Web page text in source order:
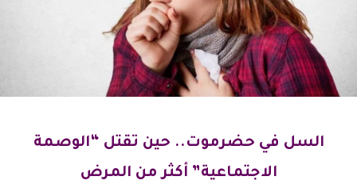
السل في حضرموت.. حين تقتل “الوصمة
الاجتماعية” أكثر من المرض